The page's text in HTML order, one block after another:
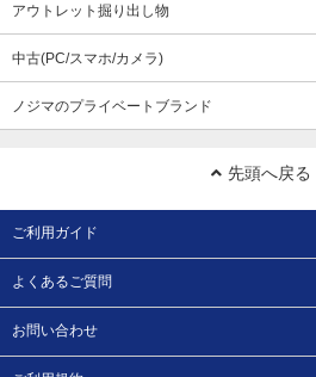
アウトレット掘り出し物
中古(PC/スマホ/カメラ)
ノジマのプライベートブランド
先頭へ戻る
ご利用ガイド
よくあるご質問
お問い合わせ